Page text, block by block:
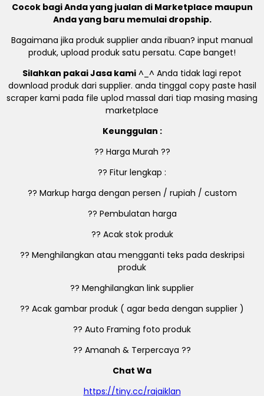
Cocok bagi Anda yang jualan di Marketplace maupun
Anda yang baru memulai dropship.
Bagaimana jika produk supplier anda ribuan? input manual
produk, upload produk satu persatu. Cape banget!
Silahkan pakai Jasa kami ^_^ Anda tidak lagi repot
download produk dari supplier. anda tinggal copy paste hasil
scraper kami pada file uplod massal dari tiap masing masing
marketplace
Keunggulan :
?? Harga Murah ??
?? Fitur lengkap :
?? Markup harga dengan persen / rupiah / custom
?? Pembulatan harga
?? Acak stok produk
?? Menghilangkan atau mengganti teks pada deskripsi
produk
?? Menghilangkan link supplier
?? Acak gambar produk ( agar beda dengan supplier )
?? Auto Framing foto produk
?? Amanah & Terpercaya ??
Chat Wa
https://tiny.cc/rajaiklan